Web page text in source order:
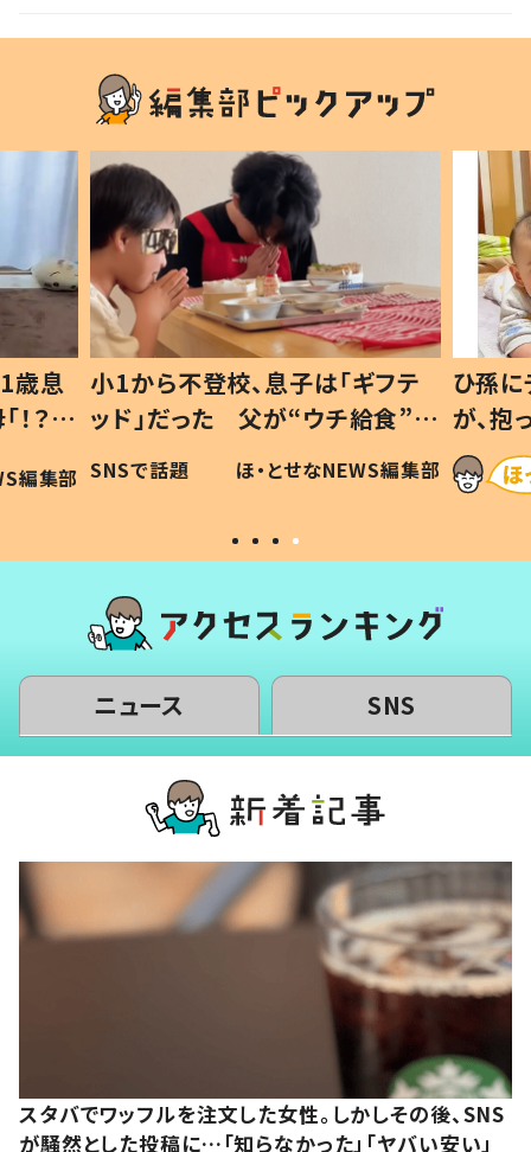
歳息
？」
編集部
小1から不登校、息子は「ギフテ
ッド」だった 父が“ウチ給食”を
作り続ける理由とは #令和の親
#令和の子
SNSで話題 ほ・とせなNEWS編集部
ひ孫
が、
「涙が
い」
ニュース SNS
スタバでワッフルを注文した女性。しかしその後、SNS
が騒然とした投稿に…「知らなかった」「ヤバい安い」